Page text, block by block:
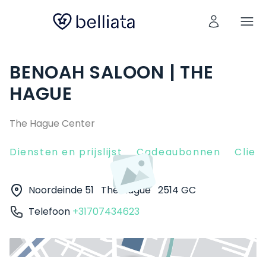
BENOAH SALOON | THE
HAGUE
The Hague Center
Diensten en prijslijst Cadeaubonnen
Noordeinde 51 The Hague 2514 GC
Telefoon +31707434623